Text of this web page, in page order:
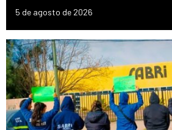
5 de agosto de 2026